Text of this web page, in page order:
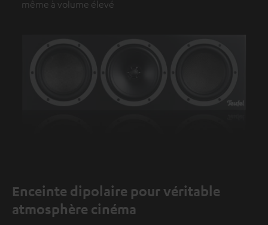
même à volume élevé
Enceinte dipolaire pour véritable
atmosphère cinéma